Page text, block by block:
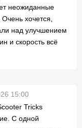
неожиданные
хочется,
над улучшением
и скорость всё
15:00
Tricks
С одной